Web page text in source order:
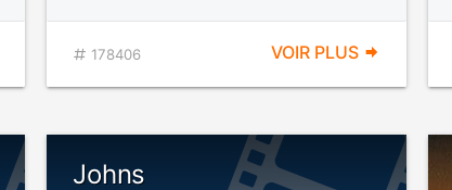
178406 VOIR PLUS
Johns